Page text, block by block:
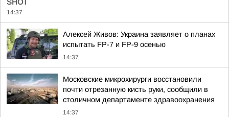
SHOT
14:37
Алексей Живов: Украина заявляет о планах
испытать FP-7 и FP-9 осенью
14:37
Московские микрохирурги восстановили
почти отрезанную кисть руки, сообщили в
столичном департаменте здравоохранения
14:37